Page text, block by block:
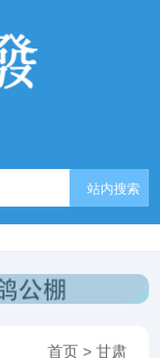
站内搜索
首页 > 甘肃